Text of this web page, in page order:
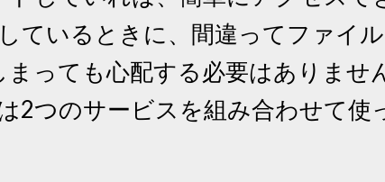
ているときに、間違ってファイ
っても心配する必要はありませ
2つのサービスを組み合わせて使